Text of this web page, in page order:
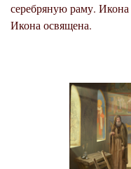
серебряную раму.
Икона освящена.